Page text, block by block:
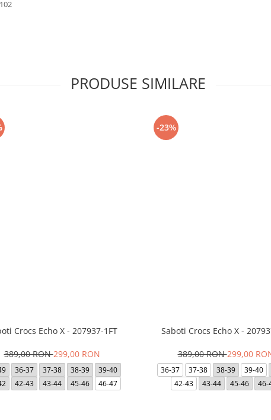
PRODUSE SIMILARE
Crocs Echo X - 207937-1FT
389,00 RON299,00 RON
36-37 37-38 38-39
39-40
42-43 43-44 45-46 46-47
-23%
Saboti Crocs Echo X -
389,00 RON299,00
36-37 37-38 38-39 39-40
42-43
43-44 45-46 46-